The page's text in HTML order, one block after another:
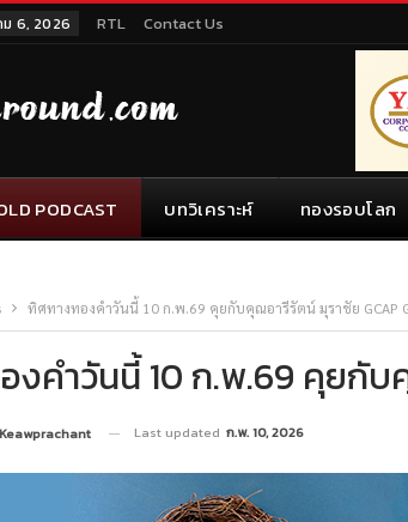
6, 2026 RTL Contact Us
PODCAST บทวิเคราะห์ ทองรอบโลก
ทิศทางทองคำวันนี้ 10 ก.พ.69 คุยกับคุณอารีรัตน์ มุราชัย GCAP
งคำวันนี้ 10 ก.พ.69 คุยกับ
Last updated ก.พ. 10, 2026